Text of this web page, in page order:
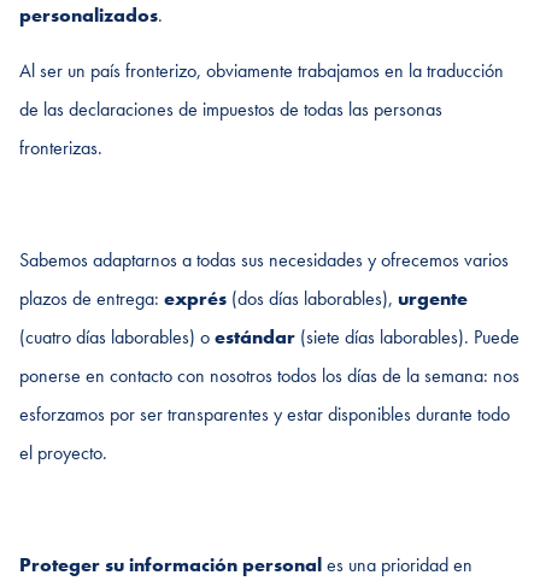
personalizados.
Al ser un país fronterizo, obviamente trabajamos en la traducción
de las declaraciones de impuestos de todas las personas
fronterizas.
Sabemos adaptarnos a todas sus necesidades y ofrecemos varios
plazos de entrega: exprés (dos días laborables), urgente
(cuatro días laborables) oestándar (siete días laborables). Puede
ponerse en contacto con nosotros todos los días de la semana: nos
esforzamos por ser transparentes y estar disponibles durante todo
el proyecto.
Proteger su información personales una prioridad en